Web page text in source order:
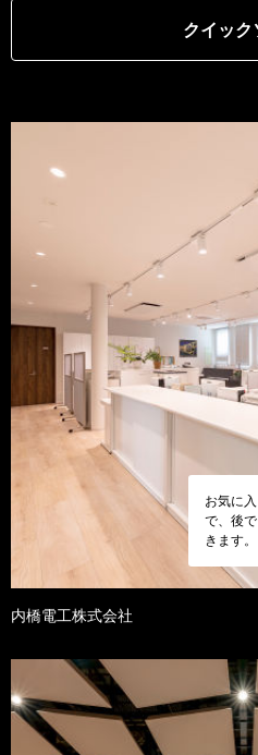
クイック
お気に
で、後
きます。
内橋電工株式会社